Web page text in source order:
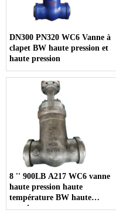
DN300 PN320 WC6 Vanne à
clapet BW haute pression et
haute pression
8 '' 900LB A217 WC6 vanne
haute pression haute
température BW haute
pression